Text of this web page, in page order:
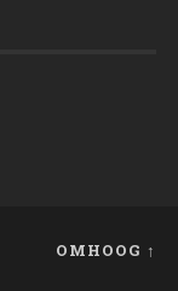
OMHOOG ↑